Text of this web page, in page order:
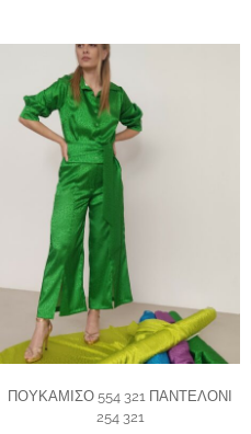
ΠΟΥΚΑΜΙΣΟ 554 321 ΠΑΝΤΕΛΟΝΙ
254 321